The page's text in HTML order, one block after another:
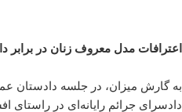
اعترافات مدل معروف زنان در برابر
به گارش میزان، در جلسه دادستان
دادسرای جرائم رایانه‌ای در راستای